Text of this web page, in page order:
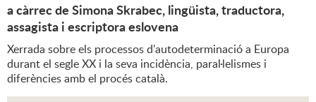
a càrrec de Simona Skrabec, lingüista, traductora,
assagista i escriptora eslovena
Xerrada sobre els processos d'autodeterminació a Europa
durant el segle XX i la seva incidència, paral·lelismes i
diferències amb el procés català.